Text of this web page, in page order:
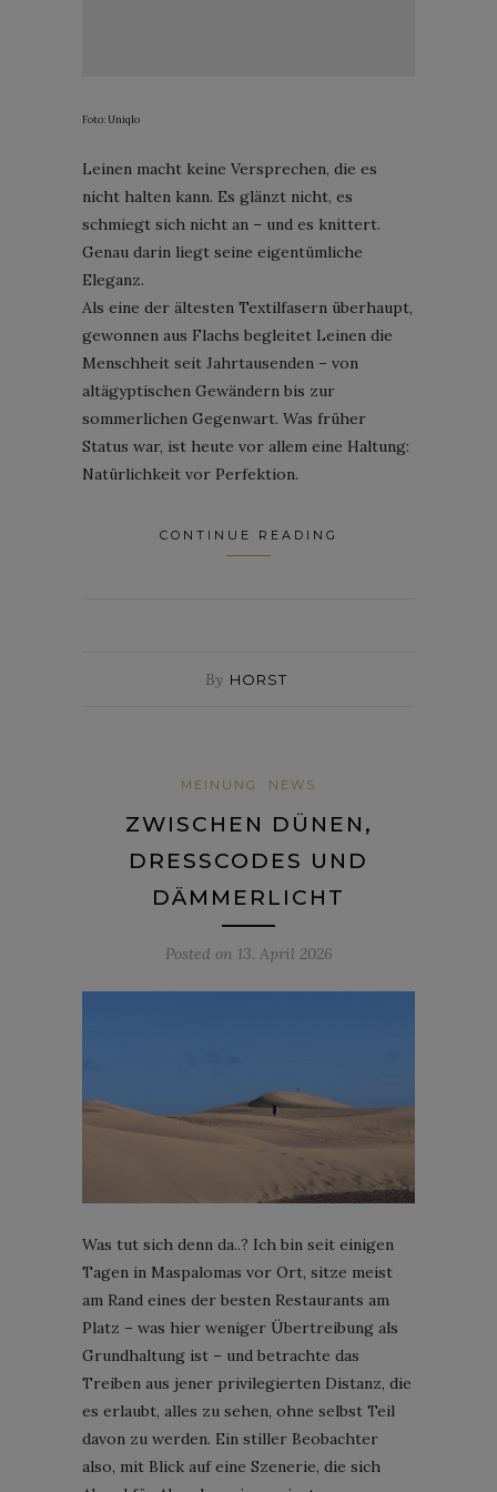
Foto: Uniqlo
Leinen macht keine Versprechen, die es
nicht halten kann. Es glänzt nicht, es
schmiegt sich nicht an – und es knittert.
Genau darin liegt seine eigentümliche
Eleganz.
Als eine der ältesten Textilfasern überhaupt,
gewonnen aus Flachs begleitet Leinen die
Menschheit seit Jahrtausenden – von
altägyptischen Gewändern bis zur
sommerlichen Gegenwart. Was früher
Status war, ist heute vor allem eine Haltung:
Natürlichkeit vor Perfektion.
CONTINUE READING
By HORST
MEINUNG NEWS
ZWISCHEN DÜNEN,
DRESSCODES UND
DÄMMERLICHT
Posted on 13. April 2026
Was tut sich denn da..? Ich bin seit einigen
Tagen in Maspalomas vor Ort, sitze meist
am Rand eines der besten Restaurants am
Platz – was hier weniger Übertreibung als
Grundhaltung ist – und betrachte das
Treiben aus jener privilegierten Distanz, die
es erlaubt, alles zu sehen, ohne selbst Teil
davon zu werden. Ein stiller Beobachter
also, mit Blick auf eine Szenerie, die sich